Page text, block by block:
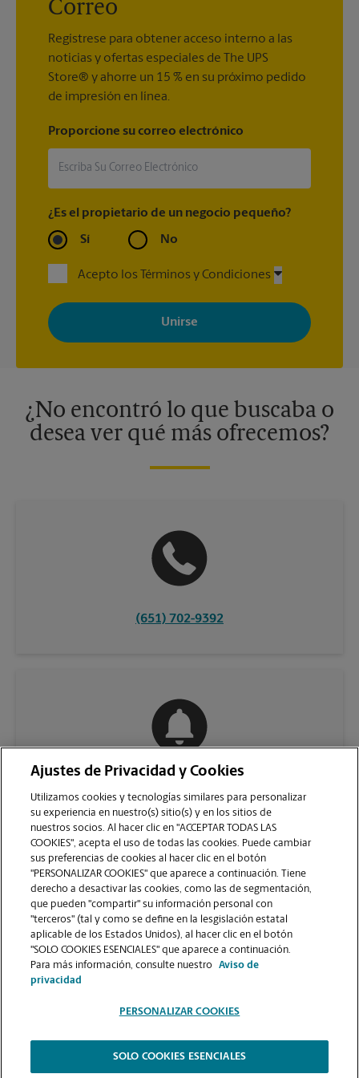
Correo
Regístrese para obtener acceso interno a las
noticias y ofertas especiales de The UPS
Store® y ahorre un 15 % en su próximo pedido
de impresión en línea.
Proporcione su correo electrónico
¿Es el propietario de un negocio pequeño?
Sí No
Acepto los Términos y Condiciones
Al registrarse, acepta recibir correos electrónicos de The UPS
Store con noticias, ofertas especiales, promociones y mensajes
adaptados a sus intereses. Puede darse de baja en cualquier
momento. Para más información, consulte nuestra política de
¿No encontró lo que buscaba o
desea ver qué más ofrecemos?
(651) 702-9392
VER LA PÁGINA DE LA TIENDA
2026.
The UPS Store | Aviso de Privacidad | Términos de Uso del Sitio Web |
Ajustes de Privacidad y Cookies
Utilizamos cookies y tecnologías similares para personalizar
su experiencia en nuestro(s) sitio(s) y en los sitios de
nuestros socios. Al hacer clic en "ACCEPTAR TODAS LAS
COOKIES", acepta el uso de todas las cookies. Puede cambiar
sus preferencias de cookies al hacer clic en el botón
"PERSONALIZAR COOKIES" que aparece a continuación. Tiene
derecho a desactivar las cookies, como las de segmentación,
que pueden "compartir" su información personal con
"terceros" (tal y como se define en la lesgislación estatal
aplicable de los Estados Unidos), al hacer clic en el botón
"SOLO COOKIES ESENCIALES" que aparece a continuación.
Para más información, consulte nuestro
Aviso de
privacidad
PERSONALIZAR COOKIES
SOLO COOKIES ESENCIALES